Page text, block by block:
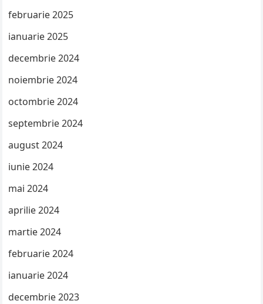
februarie 2025
ianuarie 2025
decembrie 2024
noiembrie 2024
octombrie 2024
septembrie 2024
august 2024
iunie 2024
mai 2024
aprilie 2024
martie 2024
februarie 2024
ianuarie 2024
decembrie 2023